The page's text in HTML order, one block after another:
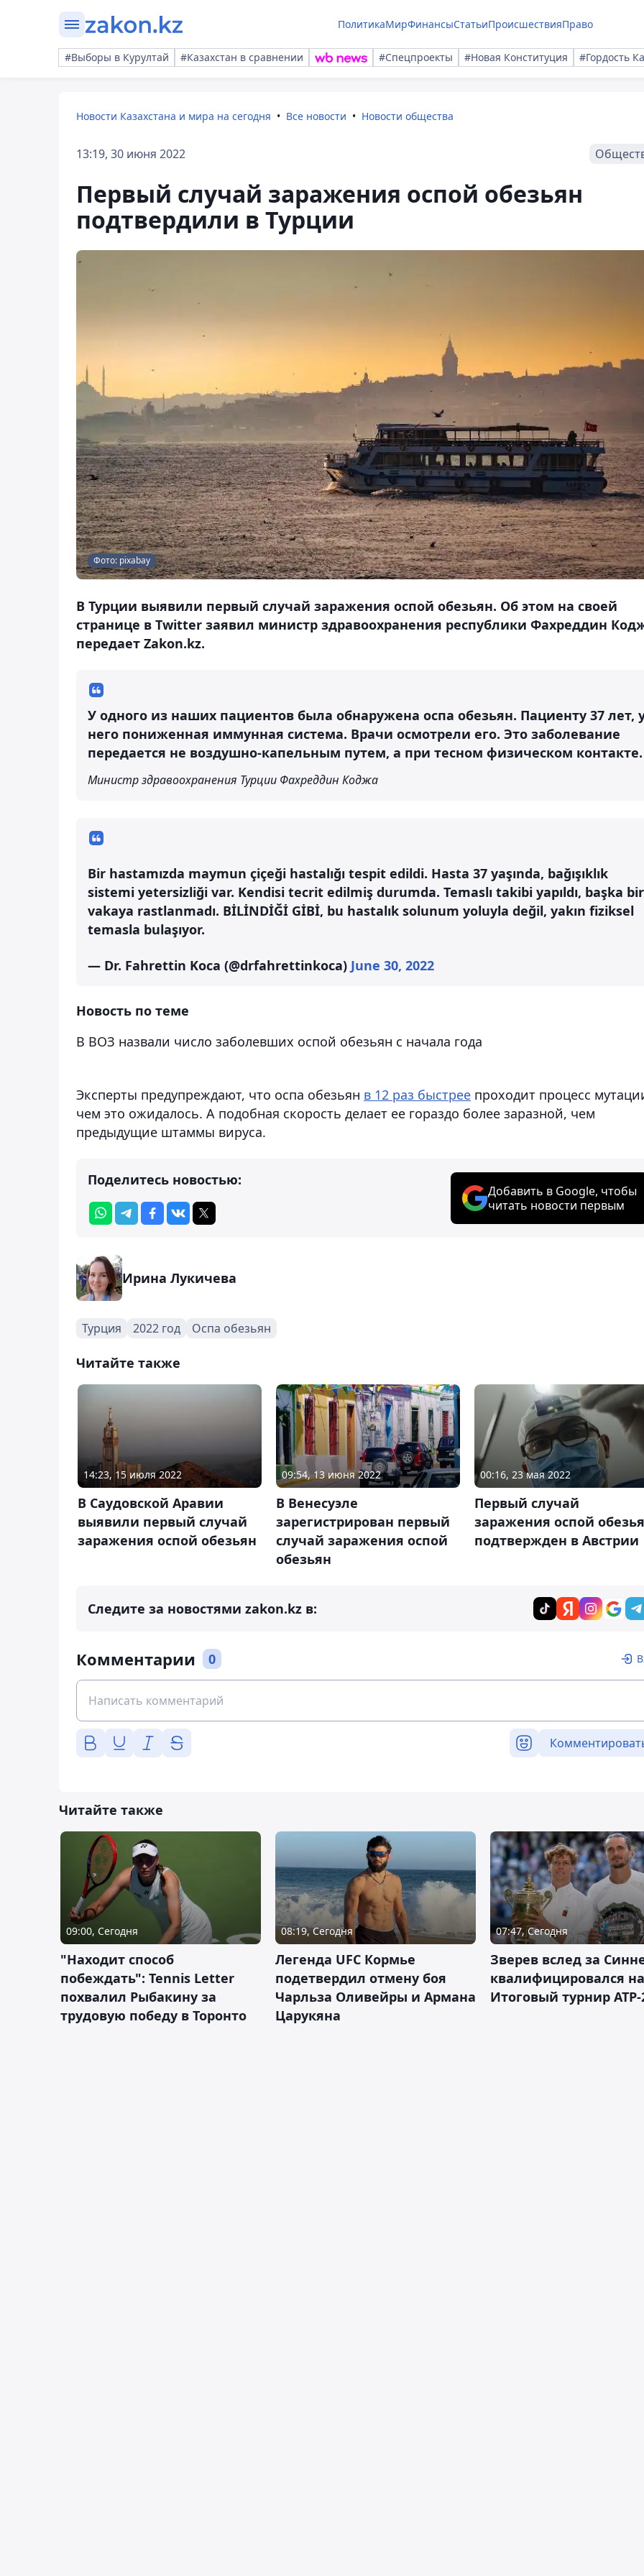
ПолитикаМирФинансыСтатьиПроисшествияПраво
#Выборы в Курултай #Казахстан в сравнении #Спецпроекты #Новая Конституция #Гордость
Новости Казахстана и мира на сегодня Все новости Новости общества
13:19, 30 июня 2022
Первый случай заражения оспой обезьян
подтвердили в Турции
Фото: pixabay
В Турции выявили первый случай заражения оспой обезьян. Об этом на своей
странице в Twitter заявил министр здравоохранения республики Фахреддин
передает Zakon.kz.
У одного из наших пациентов была обнаружена оспа обезьян. Пациенту 37 лет,
него пониженная иммунная система. Врачи осмотрели его. Это заболевание
передается не воздушно-капельным путем, а при тесном физическом контакте.
Министр здравоохранения Турции Фахреддин Коджа
Bir hastamızda maymun çiçeği hastalığı tespit edildi. Hasta 37 yaşında, bağışıklık
sistemi yetersizliği var. Kendisi tecrit edilmiş durumda. Temaslı takibi yapıldı, başka bir
vakaya rastlanmadı. BİLİNDİĞİ GİBİ, bu hastalık solunum yoluyla değil, yakın fiziksel
temasla bulaşıyor.
— Dr. Fahrettin Koca (@drfahrettinkoca) June 30, 2022
Новость по теме
В ВОЗ назвали число заболевших оспой обезьян с начала года
Эксперты предупреждают, что оспа обезьян в 12 раз быстрее проходит процесс
чем это ожидалось. А подобная скорость делает ее гораздо более заразной, чем
предыдущие штаммы вируса.
Поделитесь новостью:
Добавить в Google, чтобы
читать новости первым
Ирина Лукичева
Турция 2022 год Оспа обезьян
Читайте также
14:23, 15 июля 2022
В Саудовской Аравии
выявили первый случай
заражения оспой обезьян
09:54, 13 июня 2022
В Венесуэле
зарегистрирован первый
случай заражения оспой
обезьян
00:16, 23 мая 2022
Первый случай
заражения оспой
подтвержден в Австрии
Следите за новостями zakon.kz в:
Комментарии 0
Читайте также
09:00, Сегодня
"Находит способ
побеждать": Tennis Letter
похвалил Рыбакину за
трудовую победу в Торонто
08:19, Сегодня
Легенда UFC Кормье
подетвердил отмену боя
Чарльза Оливейры и Армана
Царукяна
07:47, Сегодня
Зверев вслед за
квалифицировался на
Итоговый турнир ATP-